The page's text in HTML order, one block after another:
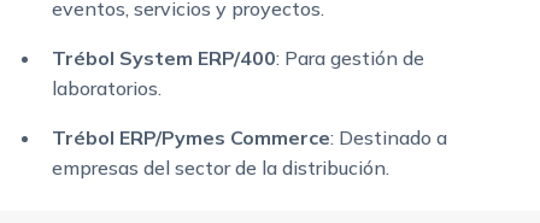
eventos, servicios y proyectos.
Trébol System ERP/400: Para gestión de
laboratorios.
Trébol ERP/Pymes Commerce: Destinado a
empresas del sector de la distribución.